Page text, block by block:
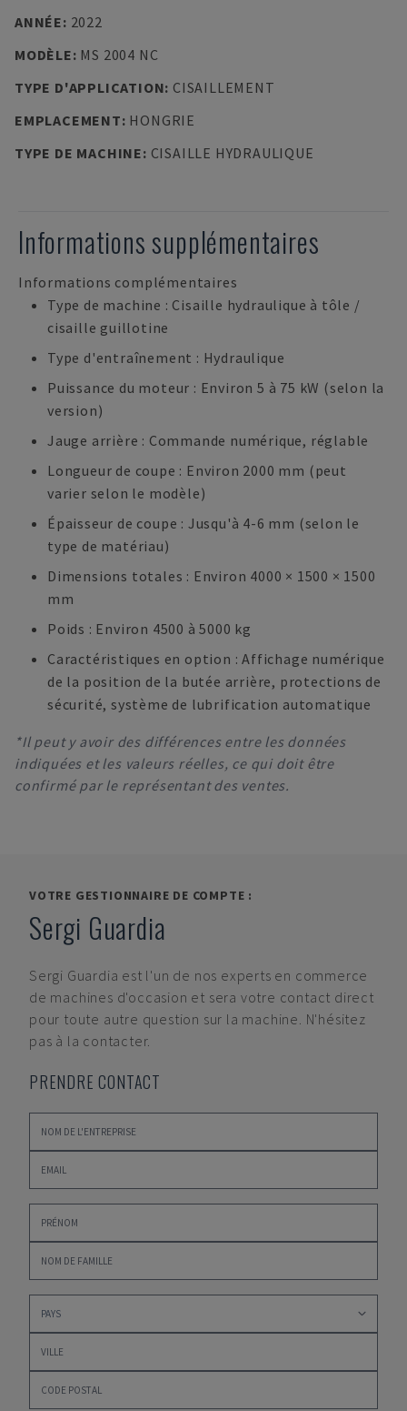
ANNÉE: 2022
MODÈLE: MS 2004 NC
TYPE D'APPLICATION: CISAILLEMENT
EMPLACEMENT: HONGRIE
TYPE DE MACHINE: CISAILLE HYDRAULIQUE
Informations supplémentaires
Informations complémentaires
Type de machine : Cisaille hydraulique à tôle /
cisaille guillotine
Type d'entraînement : Hydraulique
Puissance du moteur : Environ 5 à 75 kW (selon la
version)
Jauge arrière : Commande numérique, réglable
Longueur de coupe : Environ 2000 mm (peut
varier selon le modèle)
Épaisseur de coupe : Jusqu'à 4-6 mm (selon le
type de matériau)
Dimensions totales : Environ 4000 × 1500 × 1500
mm
Poids : Environ 4500 à 5000 kg
Caractéristiques en option : Affichage numérique
de la position de la butée arrière, protections de
sécurité, système de lubrification automatique
*Il peut y avoir des différences entre les données
indiquées et les valeurs réelles, ce qui doit être
confirmé par le représentant des ventes.
VOTRE GESTIONNAIRE DE COMPTE :
Sergi Guardia
Sergi Guardia est l'un de nos experts en commerce
de machines d'occasion et sera votre contact direct
pour toute autre question sur la machine. N'hésitez
pas à la contacter.
PRENDRE CONTACT